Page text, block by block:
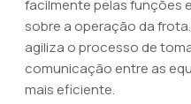
facilmente pelas funções
sobre a operação da
agiliza o processo de
comunicação entre as
mais eficiente.